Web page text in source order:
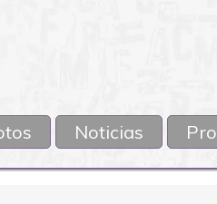
Noticias